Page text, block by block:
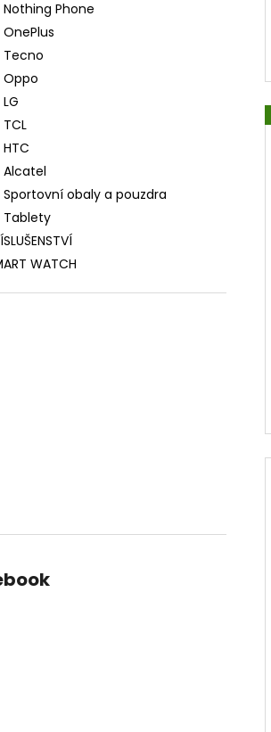
Nothing Phone
OnePlus
Tecno
Oppo
LG
TCL
HTC
Alcatel
Sportovní obaly a pouzdra
Tablety
WATCH